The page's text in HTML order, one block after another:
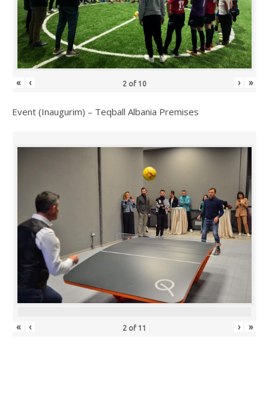
« ‹ 2 of 10 › »
Event (Inaugurim) – Teqball Albania Premises
« ‹ 2 of 11 › »